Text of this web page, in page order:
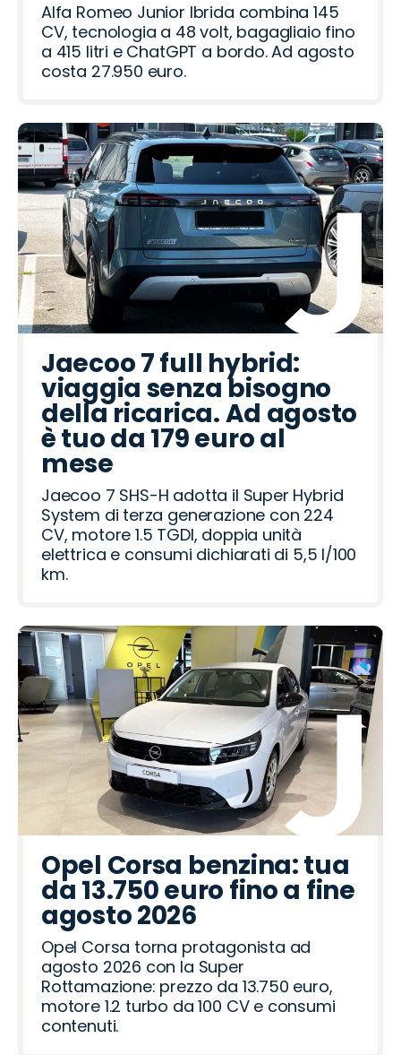
Alfa Romeo Junior Ibrida combina 145
CV, tecnologia a 48 volt, bagagliaio fino
a 415 litri e ChatGPT a bordo. Ad agosto
costa 27.950 euro.
Jaecoo 7 full hybrid:
viaggia senza bisogno
della ricarica. Ad agosto
è tuo da 179 euro al
mese
Jaecoo 7 SHS-H adotta il Super Hybrid
System di terza generazione con 224
CV, motore 1.5 TGDI, doppia unità
elettrica e consumi dichiarati di 5,5 l/100
km.
Opel Corsa benzina: tua
da 13.750 euro fino a fine
agosto 2026
Opel Corsa torna protagonista ad
agosto 2026 con la Super
Rottamazione: prezzo da 13.750 euro,
motore 1.2 turbo da 100 CV e consumi
contenuti.